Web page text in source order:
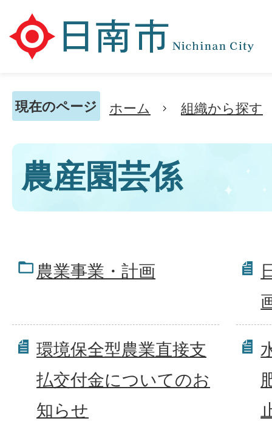
現在のページ ホーム 組織から探す
農産園芸係
農業事業・計画
環境保全型農業直接支
払交付金についてのお
知らせ